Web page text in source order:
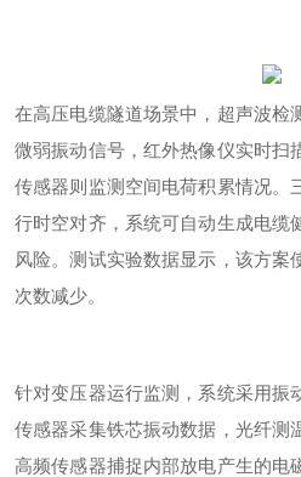
在高压电缆隧道场景中，超声波检
微弱振动信号，红外热像仪实时扫
传感器则监测空间电荷积累情况。
行时空对齐，系统可自动生成电缆
风险。测试实验数据显示，该方案
次数减少。
针对变压器运行监测，系统采用振
传感器采集铁芯振动数据，光纤测
高频传感器捕捉内部放电产生的电